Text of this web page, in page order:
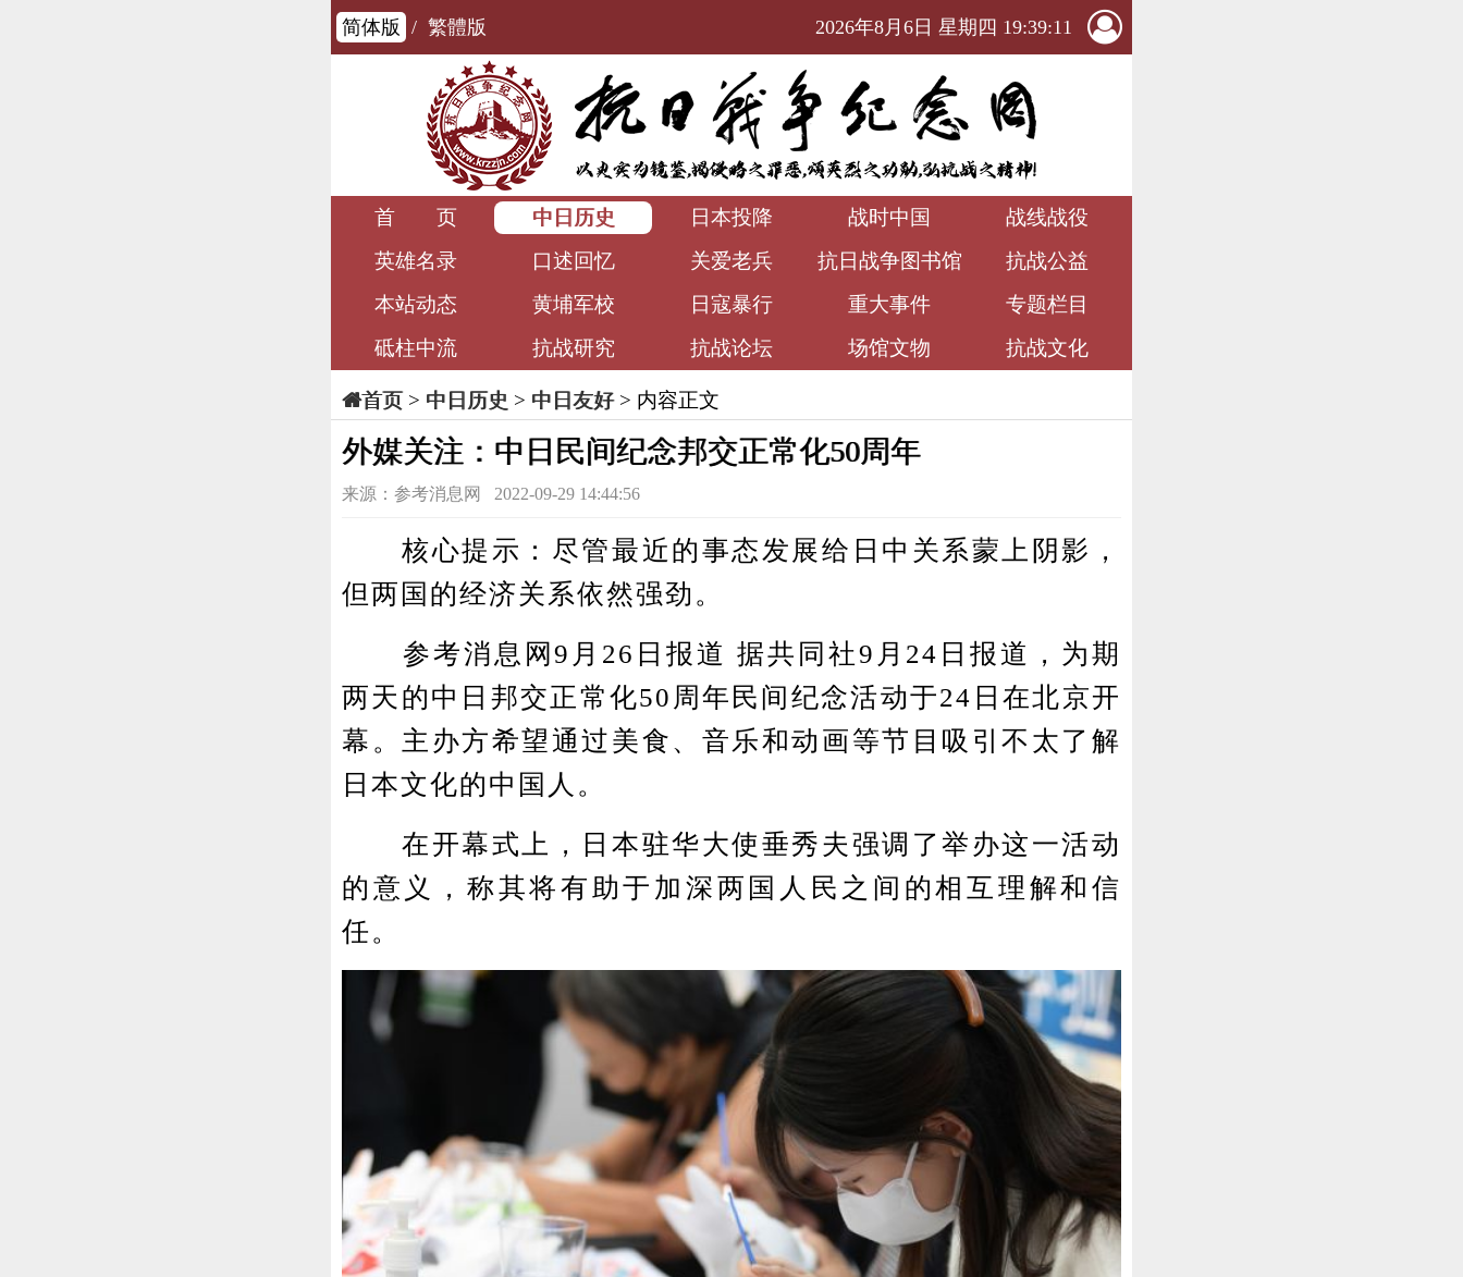
简体版 / 繁體版 2026年8月6日 星期四 19:39:12
首 页 中日历史 日本投降 战时中国
战线战役
英雄名录
口述回忆 关爱老兵 抗日战争图书馆
抗战公益
本站动态
黄埔军校 日寇暴行 重大事件
专题栏目
砥柱中流
抗战研究 抗战论坛 场馆文物 抗战文化
首页> 中日历史 > 中日友好> 内容正文
外媒关注：中日民间纪念邦交正常化50周年
来源：参考消息网 2022-09-29 14:44:56
核心提示：尽管最近的事态发展给日中关系蒙上阴影，
但两国的经济关系依然强劲。
参考消息网9月26日报道 据共同社9月24日报道，为期
两天的中日邦交正常化50周年民间纪念活动于24日在北京开
幕。主办方希望通过美食、音乐和动画等节目吸引不太了解
日本文化的中国人。
在开幕式上，日本驻华大使垂秀夫强调了举办这一活动
的意义，称其将有助于加深两国人民之间的相互理解和信
任。